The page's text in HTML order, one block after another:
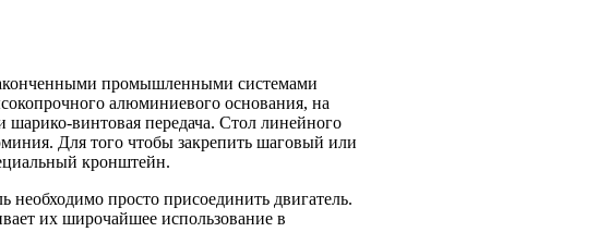
промышленными системами
алюминиевого основания, на
винтовая передача. Стол линейного
Для того чтобы закрепить шаговый или
кронштейн.
необходимо просто присоединить двигатель.
их широчайшее использование в